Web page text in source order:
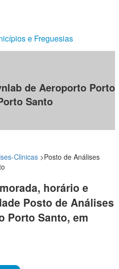
e Freguesias
de Aeroporto Porto
Santo
Clinicas >Posto de Análises
horário e
Posto de Análises
Porto Santo, em